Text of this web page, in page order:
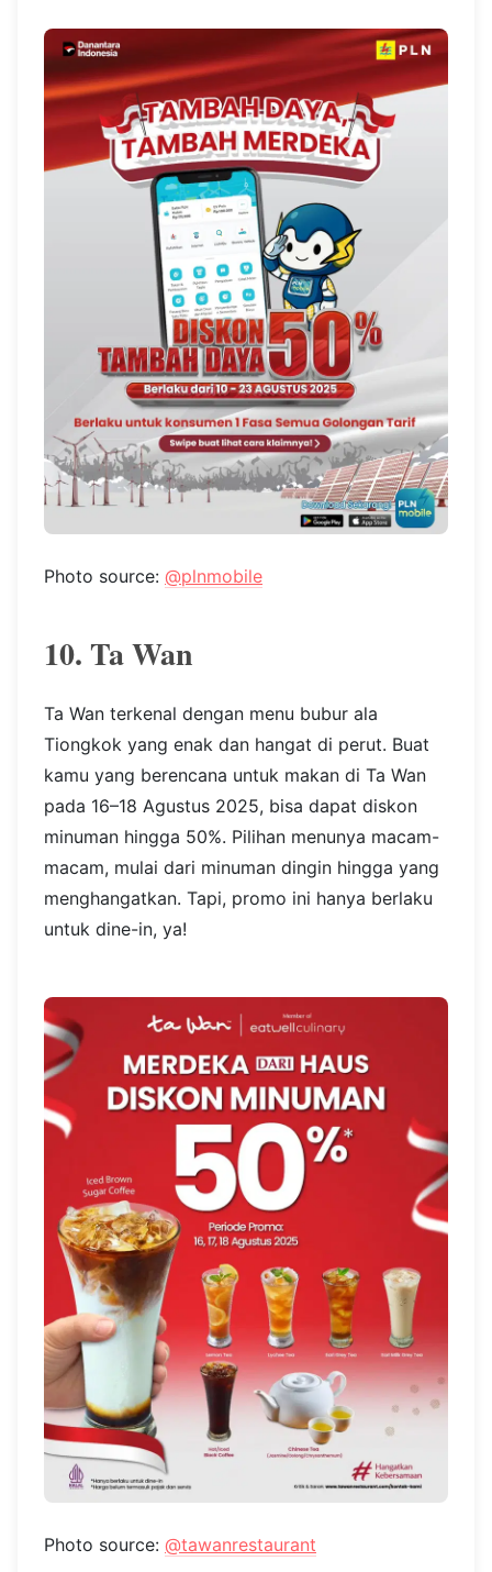
Photo source: @plnmobile
10. Ta Wan
Ta Wan terkenal dengan menu bubur ala
Tiongkok yang enak dan hangat di perut. Buat
kamu yang berencana untuk makan di Ta Wan
pada 16–18 Agustus 2025, bisa dapat diskon
minuman hingga 50%. Pilihan menunya macam-
macam, mulai dari minuman dingin hingga yang
menghangatkan. Tapi, promo ini hanya berlaku
untuk dine-in, ya!
Photo source: @tawanrestaurant